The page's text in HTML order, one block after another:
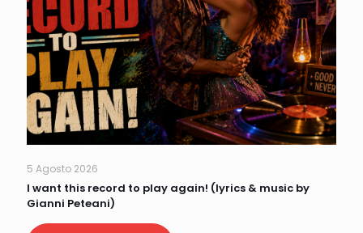
5 Agosto 2026
I want this record to play again! (lyrics & music by
Gianni Peteani)